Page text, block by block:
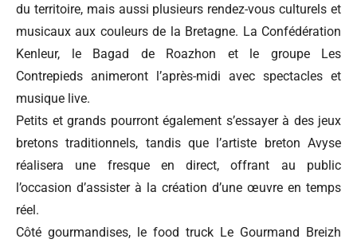
du territoire, mais aussi plusieurs rendez-vous culturels et
musicaux aux couleurs de la Bretagne. La Confédération
Kenleur, le Bagad de Roazhon et le groupe Les
Contrepieds animeront l’après-midi avec spectacles et
musique live.
Petits et grands pourront également s’essayer à des jeux
bretons traditionnels, tandis que l’artiste breton Avyse
réalisera une fresque en direct, offrant au public
l’occasion d’assister à la création d’une œuvre en temps
réel.
Côté gourmandises, le food truck Le Gourmand Breizh